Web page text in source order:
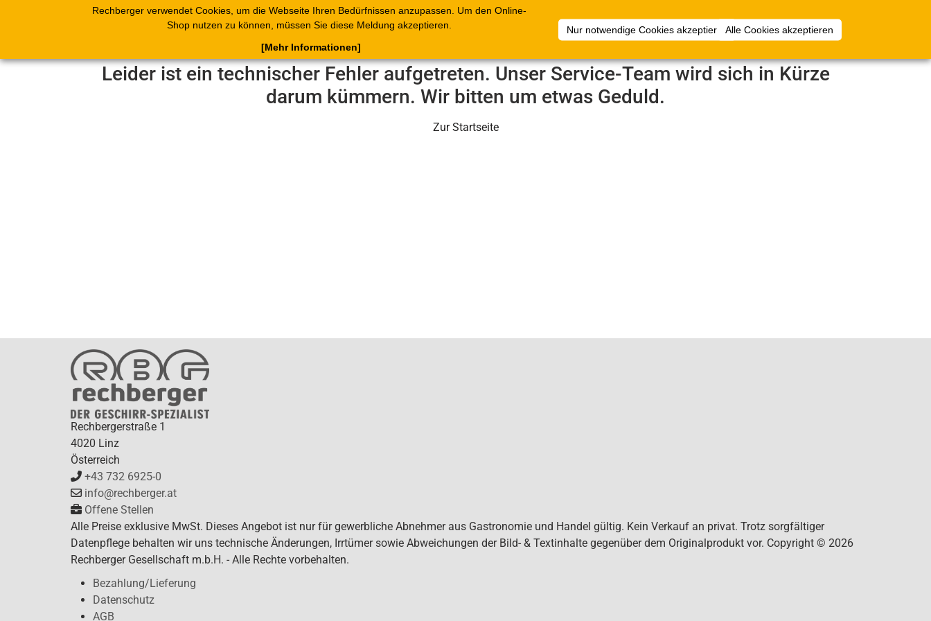
Rechberger verwendet Cookies, um die Webseite Ihren Bedürfnissen anzupassen. Um den Online-
Shop nutzen zu können, müssen Sie diese Meldung akzeptieren.
Nur notwendige Cookies akzeptierenAlle Cookies akzeptieren
[Mehr Informationen]
Shop Blätterkataloge Warenkorb Belege Artikelsammlungen Anmelden
Leider ist ein technischer Fehler aufgetreten. Unser Service-Team wird sich in Kürze
darum kümmern. Wir bitten um etwas Geduld.
Zur Startseite
Rechbergerstraße 1
4020 Linz
Österreich
+43 732 6925-0
info@rechberger.at
Offene Stellen
Alle Preise exklusive MwSt. Dieses Angebot ist nur für gewerbliche Abnehmer aus Gastronomie und Handel gültig. Kein Verkauf an privat. Trotz sorgfältiger
Datenpflege behalten wir uns technische Änderungen, Irrtümer sowie Abweichungen der Bild- & Textinhalte gegenüber dem Originalprodukt vor. Copyright © 2026
Rechberger Gesellschaft m.b.H. - Alle Rechte vorbehalten.
Bezahlung/Lieferung
Datenschutz
AGB